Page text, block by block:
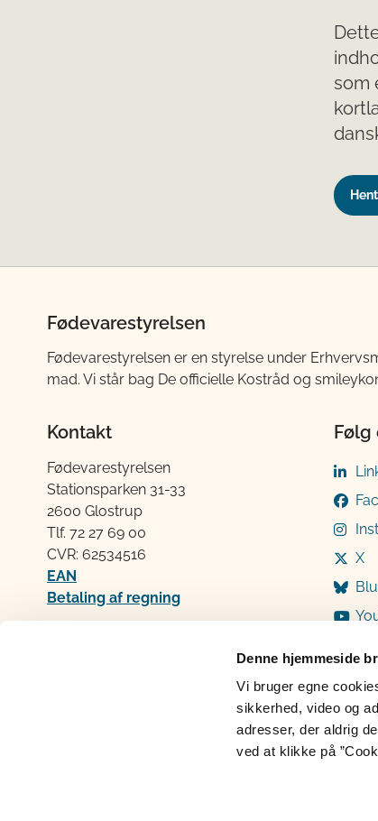
Denne hjemmeside
Vi bruger egne
sikkerhed, video og
adresser, der aldrig
ved at klikke på
som
Fødevarestyrelsen
Fødevarestyrelsen er en styrelse under
mad. Vi står bag De officielle Kostråd og
Kontakt
Fødevarestyrelsen
Stationsparken 31-33
2600 Glostrup
Tlf. 72 2​​​7 69 00
CVR: 62534516
EAN
Betaling af regning
Følg
X